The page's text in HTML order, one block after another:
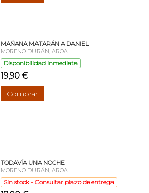
MAÑANA MATARÁN A DANIEL
MORENO DURÁN, AROA
Disponibilidad inmediata
19,90 €
Comprar
TODAVÍA UNA NOCHE
MORENO DURÁN, AROA
Sin stock - Consultar plazo de entrega